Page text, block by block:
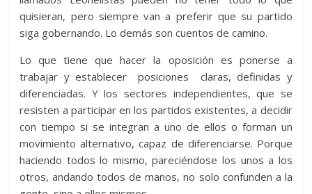
quisieran, pero siempre van a preferir que su partido
siga gobernando. Lo demás son cuentos de camino.
Lo que tiene que hacer la oposición es ponerse a
trabajar y establecer posiciones claras, definidas y
diferenciadas. Y los sectores independientes, que se
resisten a participar en los partidos existentes, a decidir
con tiempo si se integran a uno de ellos o forman un
movimiento alternativo, capaz de diferenciarse. Porque
haciendo todos lo mismo, pareciéndose los unos a los
otros, andando todos de manos, no solo confunden a la